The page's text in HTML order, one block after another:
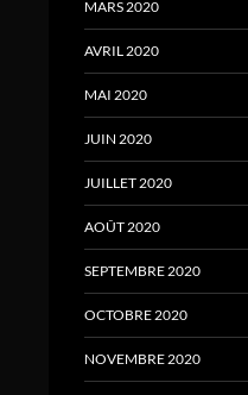
MARS 2020
AVRIL 2020
MAI 2020
JUIN 2020
JUILLET 2020
AOÛT 2020
SEPTEMBRE 2020
OCTOBRE 2020
NOVEMBRE 2020